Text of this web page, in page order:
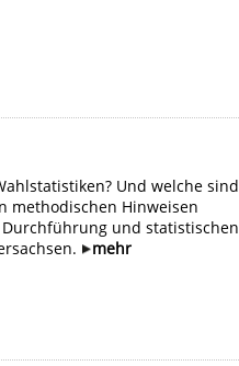
Und welche sind
methodischen Hinweisen
und statistischen
mehr